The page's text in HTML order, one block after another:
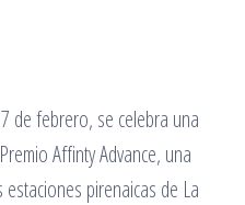
de febrero, se celebra una
Affinty Advance, una
pirenaicas de La